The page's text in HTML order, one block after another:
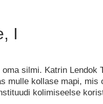
I
silmi. Katrin Lendok
mulle kollase mapi, mis
kolimiseelse